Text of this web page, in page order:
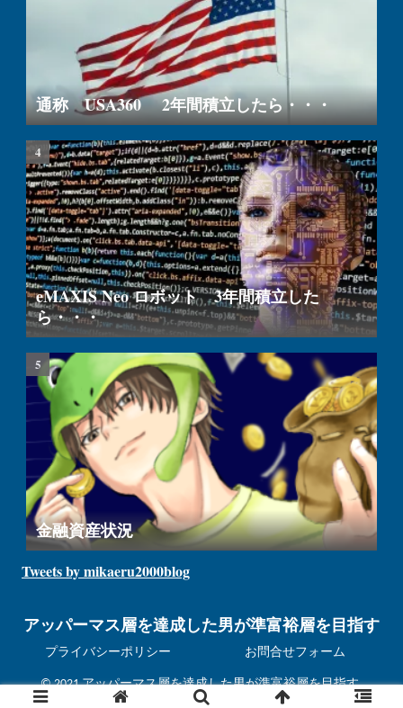
通称 USA360 2年間積立したら・・・
eMAXIS Neo ロボット 3年間積立した
ら・・・
金融資産状況
Tweets by mikaeru2000blog
アッパーマス層を達成した男が準富裕層を目指す
プライバシーポリシー お問合せフォーム
© 2021 アッパーマス層を達成した男が準富裕層を目指す.